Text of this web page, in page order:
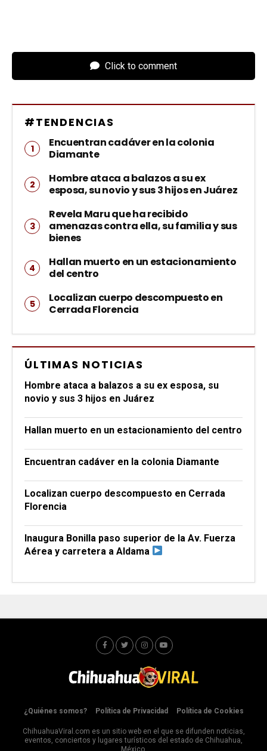
Click to comment
#TENDENCIAS
Encuentran cadáver en la colonia
Diamante
Hombre ataca a balazos a su ex
esposa, su novio y sus 3 hijos en Juárez
Revela Maru que ha recibido
amenazas contra ella, su familia y sus
bienes
Hallan muerto en un estacionamiento
del centro
Localizan cuerpo descompuesto en
Cerrada Florencia
ÚLTIMAS NOTICIAS
Hombre ataca a balazos a su ex esposa, su
novio y sus 3 hijos en Juárez
Hallan muerto en un estacionamiento del centro
Encuentran cadáver en la colonia Diamante
Localizan cuerpo descompuesto en Cerrada
Florencia
Inaugura Bonilla paso superior de la Av. Fuerza
Aérea y carretera a Aldama
¿Quiénes somos? Política de Privacidad Política de Cookies
ChihuahuaViral.com es un sitio web en el que se difunden noticias,
eventos, conciertos y lugares turísticos del estado de Chihuahua,
México.